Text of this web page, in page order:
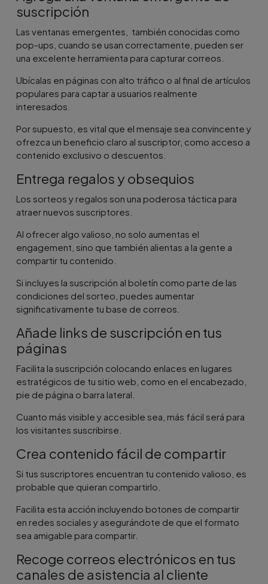
suscripción
Las ventanas emergentes, también conocidas como
pop-ups, cuando se usan correctamente, pueden ser
una excelente herramienta para capturar correos.
Ubícalas en páginas con alto tráfico o al final de artículos
populares para captar a usuarios realmente
interesados.
Por supuesto, es vital que el mensaje sea convincente y
ofrezca un beneficio claro al suscriptor, como acceso a
contenido exclusivo o descuentos.
Entrega regalos y obsequios
Los sorteos y regalos son una poderosa táctica para
atraer nuevos suscriptores.
Al ofrecer algo valioso, no solo aumentas el
engagement, sino que también alientas a la gente a
compartir tu contenido.
Si incluyes la suscripción al boletín como parte de las
condiciones del sorteo, puedes aumentar
significativamente tu base de correos.
Añade links de suscripción en tus
páginas
Facilita la suscripción colocando enlaces en lugares
estratégicos de tu sitio web, como en el encabezado,
pie de página o barra lateral.
Cuanto más visible y accesible sea, más fácil será para
los visitantes suscribirse.
Crea contenido fácil de compartir
Si tus suscriptores encuentran tu contenido valioso, es
probable que quieran compartirlo.
Facilita esta acción incluyendo botones de compartir
en redes sociales y asegurándote de que el formato
sea amigable para compartir.
Recoge correos electrónicos en tus
canales de asistencia al cliente